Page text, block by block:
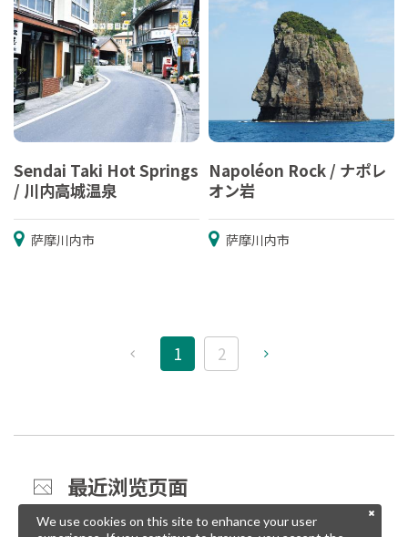
Sendai Taki Hot Springs
/ 川内高城温泉
萨摩川内市
Napoléon Rock / ナポレ
オン岩
萨摩川内市
1 2
最近浏览页面
We use cookies on this site to enhance your user